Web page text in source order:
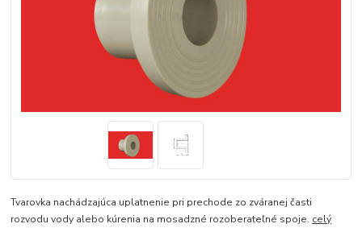
Tvarovka nachádzajúca uplatnenie pri prechode zo zváranej časti
rozvodu vody alebo kúrenia na mosadzné rozoberateľné spoje. celý